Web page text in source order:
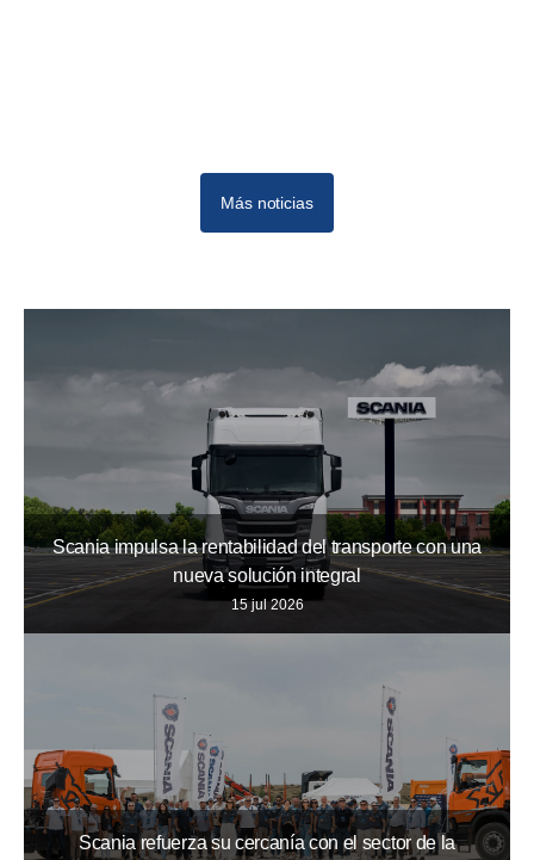
Más noticias
Scania impulsa la rentabilidad del transporte con una
nueva solución integral
15 jul 2026
Scania refuerza su cercanía con el sector de la